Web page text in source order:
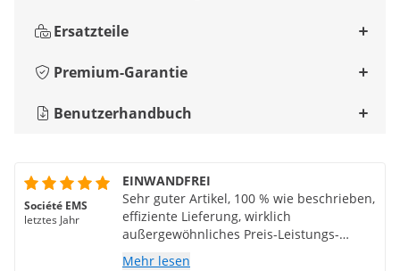
Ersatzteile
Premium-Garantie
Benutzerhandbuch
Société EMS
letztes Jahr
EINWANDFREI
Sehr guter Artikel, 100 % wie beschrieben,
effiziente Lieferung, wirklich
außergewöhnliches Preis-Leistungs-
Verhältnis!
Mehr lesen